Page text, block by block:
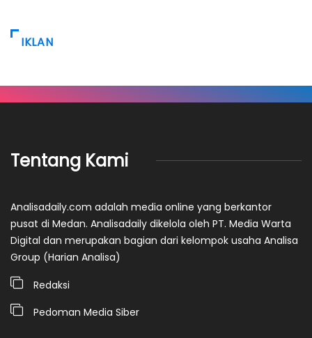
IKLAN
Tentang Kami
Analisadaily.com adalah media online yang berkantor
pusat di Medan. Analisadaily dikelola oleh PT. Media Warta
Digital dan merupakan bagian dari kelompok usaha Analisa
Group (Harian Analisa)
Redaksi
Pedoman Media Siber